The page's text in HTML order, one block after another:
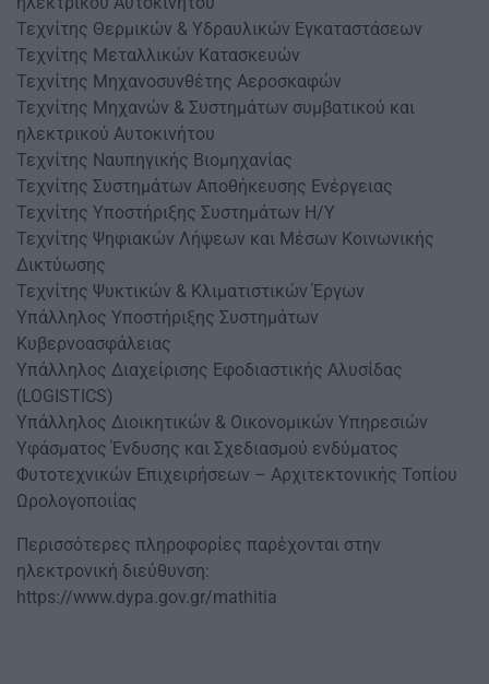
Τεχνίτης Θερμικών & Υδραυλικών Εγκαταστάσεων
Τεχνίτης Μεταλλικών Κατασκευών
Τεχνίτης Μηχανοσυνθέτης Αεροσκαφών
Τεχνίτης Μηχανών & Συστημάτων συμβατικού και
ηλεκτρικού Αυτοκινήτου
Τεχνίτης Ναυπηγικής Βιομηχανίας
Τεχνίτης Συστημάτων Αποθήκευσης Ενέργειας
Τεχνίτης Υποστήριξης Συστημάτων Η/Υ
Τεχνίτης Ψηφιακών Λήψεων και Μέσων Κοινωνικής
Δικτύωσης
Τεχνίτης Ψυκτικών & Κλιματιστικών Έργων
Υπάλληλος Υποστήριξης Συστημάτων
Κυβερνοασφάλειας
Υπάλληλος Διαχείρισης Εφοδιαστικής Αλυσίδας
(LOGISTICS)
Υπάλληλος Διοικητικών & Οικονομικών Υπηρεσιών
Υφάσματος Ένδυσης και Σχεδιασμού ενδύματος
Φυτοτεχνικών Επιχειρήσεων – Αρχιτεκτονικής Τοπίου
Ωρολογοποιίας
Περισσότερες πληροφορίες παρέχονται στην
ηλεκτρονική διεύθυνση:
https://www.dypa.gov.gr/mathitia